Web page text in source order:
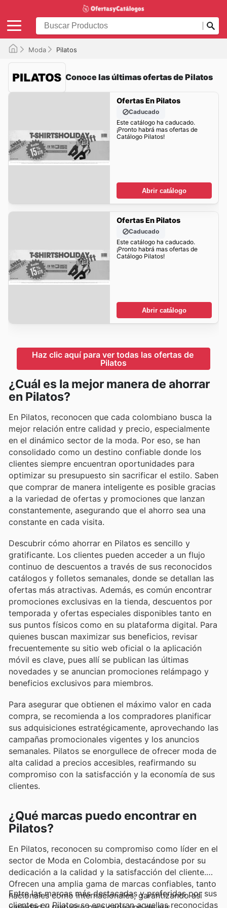
Moda Pilatos
Conoce las últimas ofertas de Pilatos
Ofertas En Pilatos
Caducado
Este catálogo ha caducado.
¡Pronto habrá mas ofertas de
Catálogo Pilatos!
Abrir catálogo
Ofertas En Pilatos
Caducado
Este catálogo ha caducado.
¡Pronto habrá mas ofertas de
Catálogo Pilatos!
Abrir catálogo
Haz clic aquí para ver todas las ofertas de
Pilatos
¿Cuál es la mejor manera de ahorrar
en Pilatos?
En Pilatos, reconocen que cada colombiano busca la
mejor relación entre calidad y precio, especialmente
en el dinámico sector de la moda. Por eso, se han
consolidado como un destino confiable donde los
clientes siempre encuentran oportunidades para
optimizar su presupuesto sin sacrificar el estilo. Saben
que comprar de manera inteligente es posible gracias
a la variedad de ofertas y promociones que lanzan
constantemente, asegurando que el ahorro sea una
constante en cada visita.
Descubrir cómo ahorrar en Pilatos es sencillo y
gratificante. Los clientes pueden acceder a un flujo
continuo de descuentos a través de sus reconocidos
catálogos y folletos semanales, donde se detallan las
ofertas más atractivas. Además, es común encontrar
promociones exclusivas en la tienda, descuentos por
temporada y ofertas especiales disponibles tanto en
sus puntos físicos como en su plataforma digital. Para
quienes buscan maximizar sus beneficios, revisar
frecuentemente su sitio web oficial o la aplicación
móvil es clave, pues allí se publican las últimas
novedades y se anuncian promociones relámpago y
beneficios exclusivos para miembros.
Para asegurar que obtienen el máximo valor en cada
compra, se recomienda a los compradores planificar
sus adquisiciones estratégicamente, aprovechando las
campañas promocionales vigentes y los anuncios
semanales. Pilatos se enorgullece de ofrecer moda de
alta calidad a precios accesibles, reafirmando su
compromiso con la satisfacción y la economía de sus
clientes.
¿Qué marcas puedo encontrar en
Pilatos?
En Pilatos, reconocen su compromiso como líder en el
sector de Moda en Colombia, destacándose por su
dedicación a la calidad y la satisfacción del cliente.
Ofrecen una amplia gama de marcas confiables, tanto
nacionales como internacionales, garantizando así
Entre las marcas más destacadas y preferidas por sus
clientes en Pilatos se encuentran aquellas reconocidas